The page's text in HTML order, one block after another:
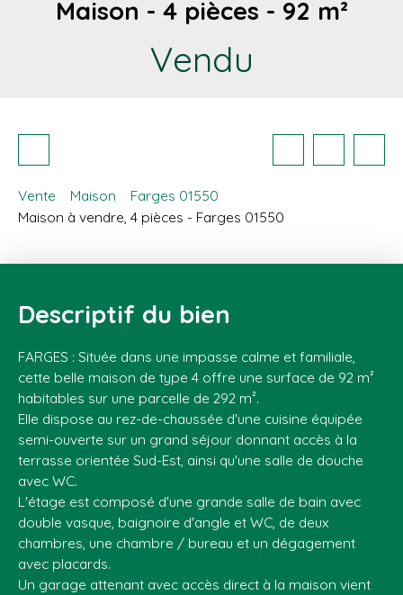
Maison - 4 pièces - 92 m²
Vendu
Vente Maison
Farges 01550
Maison à vendre, 4 pièces - Farges 01550
Descriptif du bien
FARGES : Située dans une impasse calme et familiale,
cette belle maison de type 4 offre une surface de 92 m²
habitables sur une parcelle de 292 m².
Elle dispose au rez-de-chaussée d'une cuisine équipée
semi-ouverte sur un grand séjour donnant accès à la
terrasse orientée Sud-Est, ainsi qu'une salle de douche
avec WC.
L'étage est composé d'une grande salle de bain avec
double vasque, baignoire d'angle et WC, de deux
chambres, une chambre / bureau et un dégagement
avec placards.
Un garage attenant avec accès direct à la maison vient